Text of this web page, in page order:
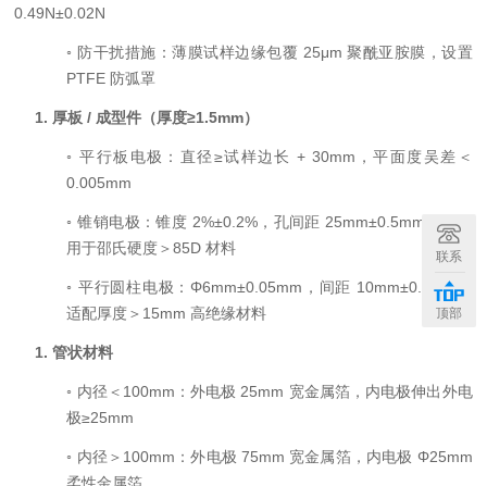
0.49N±0.02N
◦ 防干扰措施：薄膜试样边缘包覆 25μm聚酰亚胺膜，设置
PTFE 防弧罩
1. 厚板 / 成型件（厚度≥1.5mm）
◦平行板电极：直径≥试样边长+ 30mm ，平面度吴差＜
0.005mm
◦锥销电极：锥度 2%±0.2%，孔间距25mm±0.5mm
，仅适
用于邵氏硬度＞85D材料
◦ 平行圆柱电极：Φ6mm±0.05mm ，间距 10mm±0.2mm，
适配厚度＞ 15mm高绝缘材料
1.管状材料
◦ 内径＜ 100mm ：外电极25mm 宽金属箔，内电极伸出外电
极≥25mm
◦ 内径＞ 100mm ：外电极 75mm 宽金属箔，内电极 Φ25mm
联系
顶部